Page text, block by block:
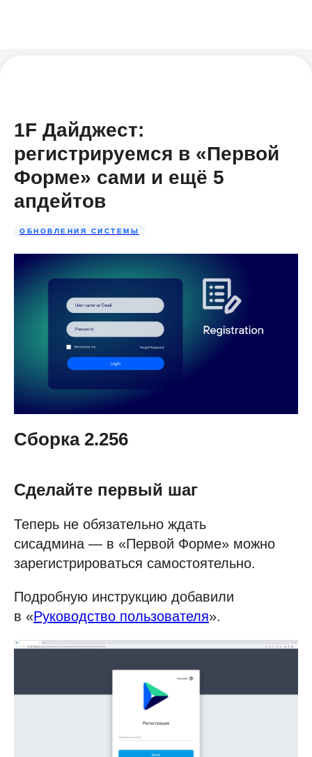
1F Дайджест:
регистрируемся в «Первой
Форме» сами и ещё 5
апдейтов
ОБНОВЛЕНИЯ СИСТЕМЫ
Сборка 2.256
Сделайте первый шаг
Теперь не обязательно ждать
сисадмина — в «Первой Форме» можно
зарегистрироваться самостоятельно.
Подробную инструкцию добавили
в «Руководство пользователя».